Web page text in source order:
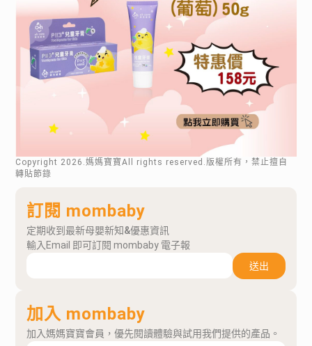
Copyright 2026 .媽媽寶寶All rights reserved.版權所有，禁止擅自
轉貼節錄
訂閱 mombaby
定期收到最新母嬰新知&優惠資訊
輸入Email 即可訂閱 mombaby 電子報
送出
加入 mombaby
加入媽媽寶寶會員，優先閱讀體驗與試用我們提供的產品。